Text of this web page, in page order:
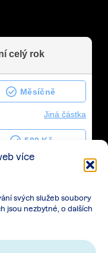
více
svých služeb soubory
jsou nezbytné, o dalších